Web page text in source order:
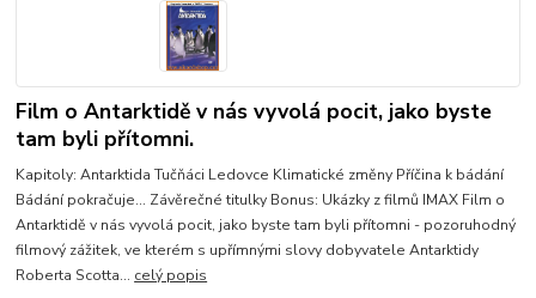
Film o Antarktidě v nás vyvolá pocit, jako byste
tam byli přítomni.
Kapitoly: Antarktida Tučňáci Ledovce Klimatické změny Příčina k bádání
Bádání pokračuje... Závěrečné titulky Bonus: Ukázky z filmů IMAX Film o
Antarktidě v nás vyvolá pocit, jako byste tam byli přítomni - pozoruhodný
filmový zážitek, ve kterém s upřímnými slovy dobyvatele Antarktidy
Roberta Scotta... celý popis